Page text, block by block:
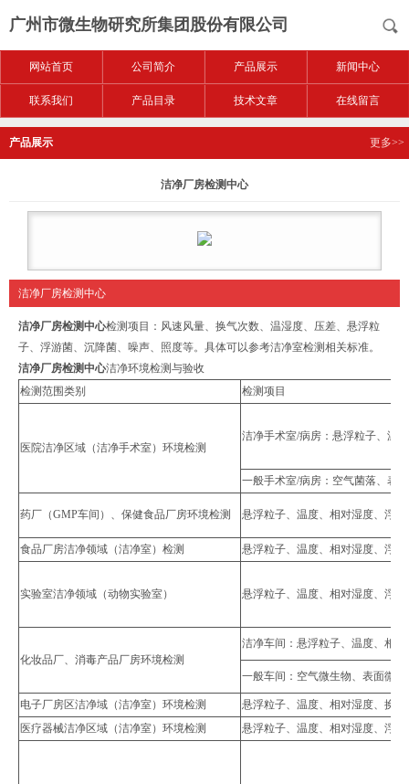
广州市微生物研究所集团股份有限公司
网站首页 公司简介 产品展示 新闻中心
联系我们 产品目录 技术文章 在线留言
产品展示 更多>>
洁净厂房检测中心
洁净厂房检测中心
洁净厂房检测中心检测项目：风速风量、换气次数、温湿度、压差、悬浮粒
子、浮游菌、沉降菌、噪声、照度等。具体可以参考洁净室检测相关标准。
洁净厂房检测中心洁净环境检测与验收
检测范围类别
检测项目
医院洁净区域（洁净手术室）环境检测
洁净手术室/病房：悬浮粒子、温
一般手术室/病房：空气菌落、表
药厂（GMP车间）、保健食品厂房环境检测 悬浮粒子、温度、相对湿度、浮
食品厂房洁净领域（洁净室）检测 悬浮粒子、温度、相对湿度、浮
实验室洁净领域（动物实验室） 悬浮粒子、温度、相对湿度、浮
化妆品厂、消毒产品厂房环境检测
洁净车间：悬浮粒子、温度、相
一般车间：空气微生物、表面微
电子厂房区洁净域（洁净室）环境检测
悬浮粒子、温度、相对湿度、换
医疗器械洁净区域（洁净室）环境检测
悬浮粒子、温度、相对湿度、浮